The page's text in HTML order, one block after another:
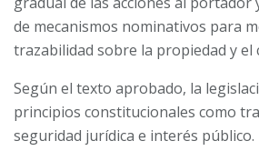
de mecanismos nominativos para
trazabilidad sobre la propiedad y
Según el texto aprobado, la
principios constitucionales como
seguridad jurídica e interés público.